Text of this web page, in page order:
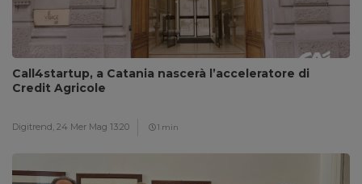
Call4startup, a Catania nascerà l’acceleratore di
Credit Agricole
Digitrend, 24 Mer Mag 13:20 1 min